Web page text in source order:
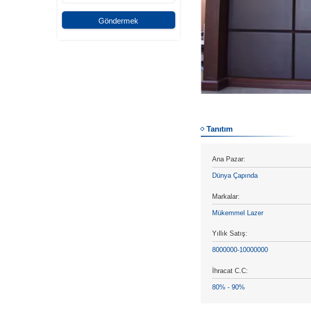
Göndermek
Tanıtım
Ana Pazar:
Dünya Çapında
Markalar:
Mükemmel Lazer
Yıllık Satış:
8000000-10000000
İhracat C.c:
80% - 90%